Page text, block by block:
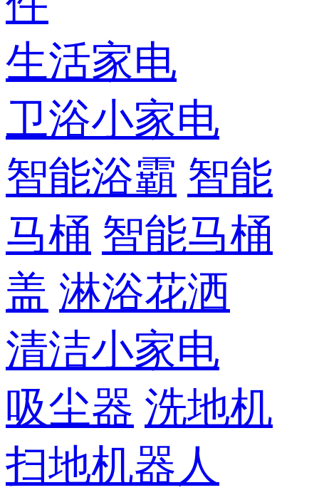
生活家电
卫浴小家电
智能浴霸 智能
马桶 智能马桶
盖 淋浴花洒
清洁小家电
吸尘器 洗地机
扫地机器人